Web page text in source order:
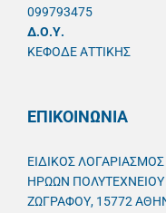
099793475
Δ.Ο.Υ.
ΚΕΦΟΔΕ ΑΤΤΙΚΗΣ
ΕΠΙΚΟΙΝΩΝΙΑ
ΕΙΔΙΚΟΣ
ΗΡΩΩΝ
ΖΩΓΡΑΦΟΥ, 15772